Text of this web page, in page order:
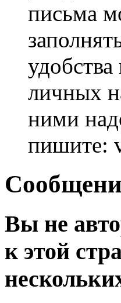
письма
личных
ними
пишите:
Вы не
к этой